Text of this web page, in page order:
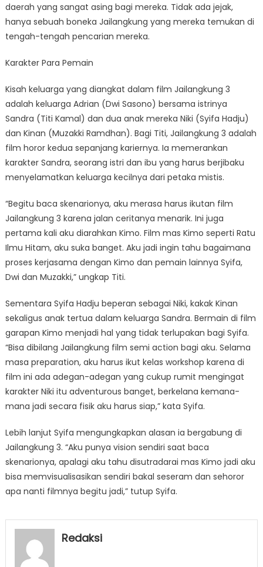
daerah yang sangat asing bagi mereka. Tidak ada jejak,
hanya sebuah boneka Jailangkung yang mereka temukan di
tengah-tengah pencarian mereka.
Karakter Para Pemain
Kisah keluarga yang diangkat dalam film Jailangkung 3
adalah keluarga Adrian (Dwi Sasono) bersama istrinya
Sandra (Titi Kamal) dan dua anak mereka Niki (Syifa Hadju)
dan Kinan (Muzakki Ramdhan). Bagi Titi, Jailangkung 3 adalah
film horor kedua sepanjang kariernya. Ia memerankan
karakter Sandra, seorang istri dan ibu yang harus berjibaku
menyelamatkan keluarga kecilnya dari petaka mistis.
“Begitu baca skenarionya, aku merasa harus ikutan film
Jailangkung 3 karena jalan ceritanya menarik. Ini juga
pertama kali aku diarahkan Kimo. Film mas Kimo seperti Ratu
Ilmu Hitam, aku suka banget. Aku jadi ingin tahu bagaimana
proses kerjasama dengan Kimo dan pemain lainnya Syifa,
Dwi dan Muzakki,” ungkap Titi.
Sementara Syifa Hadju beperan sebagai Niki, kakak Kinan
sekaligus anak tertua dalam keluarga Sandra. Bermain di film
garapan Kimo menjadi hal yang tidak terlupakan bagi Syifa.
“Bisa dibilang Jailangkung film semi action bagi aku. Selama
masa preparation, aku harus ikut kelas workshop karena di
film ini ada adegan-adegan yang cukup rumit mengingat
karakter Niki itu adventurous banget, berkelana kemana-
mana jadi secara fisik aku harus siap,” kata Syifa.
Lebih lanjut Syifa mengungkapkan alasan ia bergabung di
Jailangkung 3. “Aku punya vision sendiri saat baca
skenarionya, apalagi aku tahu disutradarai mas Kimo jadi aku
bisa memvisualisasikan sendiri bakal seseram dan sehoror
apa nanti filmnya begitu jadi,” tutup Syifa.
Redaksi